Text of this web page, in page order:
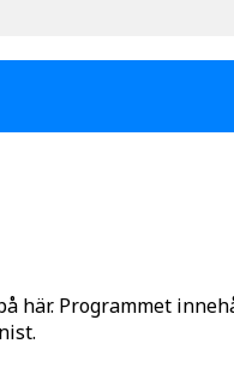
här. Programmet